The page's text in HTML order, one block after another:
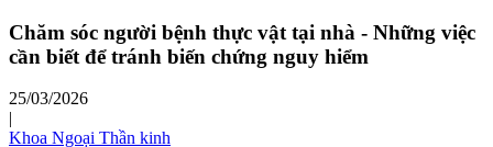
Chăm sóc người bệnh thực vật tại nhà - Những việc
cần biết để tránh biến chứng nguy hiểm
25/03/2026
|
Khoa Ngoại Thần kinh